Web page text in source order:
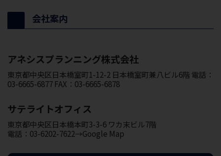
会社案内
アネシスプランニング株式会社
東京都中央区日本橋室町1-12-2 日本橋室町兼八ビル6階 電話：
03-6665-6877 FAX：03-6665-6878
サテライトオフィス
東京都中央区日本橋本町3-3-6 ワカ末ビル7階
電話：03-6202-7622→Google Map